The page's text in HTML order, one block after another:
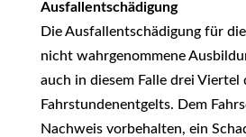
Ausfallentschädigung
Die Ausfallentschädigung für
nicht wahrgenommene
auch in diesem Falle drei Viertel
Fahrstundenentgelts. Dem
Nachweis vorbehalten, ein